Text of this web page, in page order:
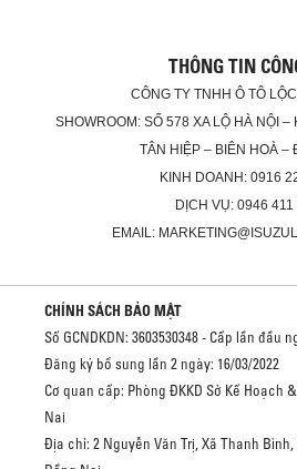
THÔNG TIN
CÔNG TY TNHH Ô TÔ
SHOWROOM: SỐ 578 XA LỘ HÀ NỘI
TÂN HIỆP – BIÊN HOÀ –
KINH DOANH: 0916
DỊCH VỤ: 0946 411
EMAIL:
CHÍNH SÁCH BẢO MẬT
Số GCNDKDN: 3603530348 - Cấp lần đầu
Đăng ký bổ sung lần 2 ngày: 16/03/2022
Cơ quan cấp: Phòng ĐKKD Sở Kế Hoạch
Nai
Địa chỉ: 2 Nguyễn Văn Trị, Xã Thanh Bình,